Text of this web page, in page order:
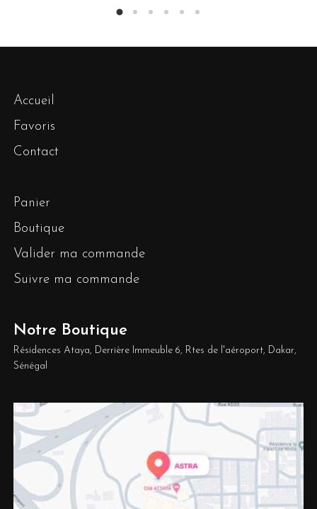
Accueil
Favoris
Contact
Panier
Boutique
Valider ma commande
Suivre ma commande
Notre Boutique
Résidences Ataya, Derrière Immeuble 6, Rtes de l'aéroport, Dakar,
Sénégal